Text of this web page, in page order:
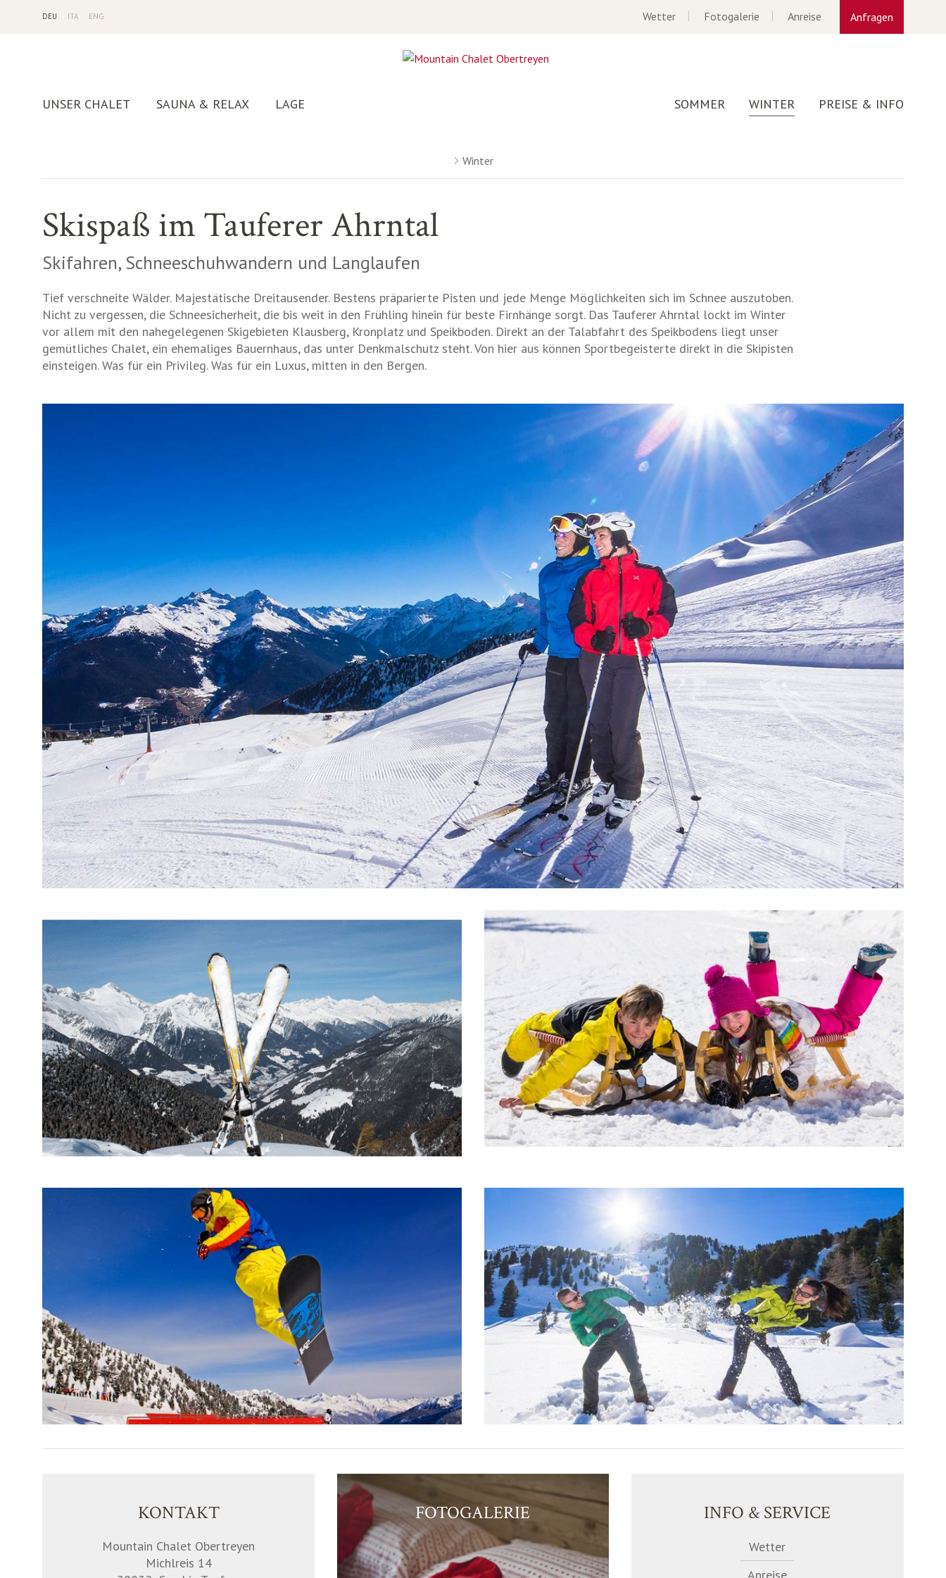
DEU ITA ENG Anfragen
Wetter Fotogalerie Anreise
UNSER CHALET SAUNA & RELAX LAGE SOMMER WINTER PREISE & INFO
Winter
Skispaß im Tauferer Ahrntal
Skifahren, Schneeschuhwandern und Langlaufen
Tief verschneite Wälder. Majestätische Dreitausender. Bestens präparierte Pisten und jede Menge Möglichkeiten sich im Schnee auszutoben.
Nicht zu vergessen, die Schneesicherheit, die bis weit in den Frühling hinein für beste Firnhänge sorgt. Das Tauferer Ahrntal lockt im Winter
vor allem mit den nahegelegenen Skigebieten Klausberg, Kronplatz und Speikboden. Direkt an der Talabfahrt des Speikbodens liegt unser
gemütliches Chalet, ein ehemaliges Bauernhaus, das unter Denkmalschutz steht. Von hier aus können Sportbegeisterte direkt in die Skipisten
einsteigen. Was für ein Privileg. Was für ein Luxus, mitten in den Bergen.
KONTAKT
Mountain Chalet Obertreyen
Michlreis 14
FOTOGALERIE INFO & SERVICE
Wetter
Anreise